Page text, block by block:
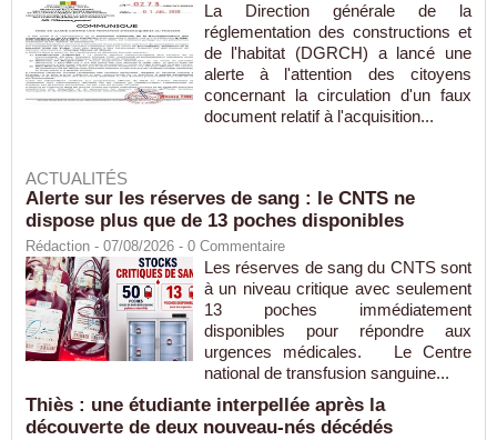
La Direction générale de la
réglementation des constructions et
de l'habitat (DGRCH) a lancé une
alerte à l'attention des citoyens
concernant la circulation d'un faux
document relatif à l'acquisition...
ACTUALITÉS
Alerte sur les réserves de sang : le CNTS ne
dispose plus que de 13 poches disponibles
Rédaction - 07/08/2026 - 0 Commentaire
Les réserves de sang du CNTS sont
à un niveau critique avec seulement
13 poches immédiatement
disponibles pour répondre aux
urgences médicales. Le Centre
national de transfusion sanguine...
Thiès : une étudiante interpellée après la
découverte de deux nouveau-nés décédés